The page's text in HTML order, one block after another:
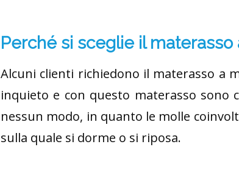
Perché si sceglie il
Alcuni clienti richiedono il materasso a
inquieto e con questo materasso
nessun modo, in quanto le molle
sulla quale si dorme o si riposa.